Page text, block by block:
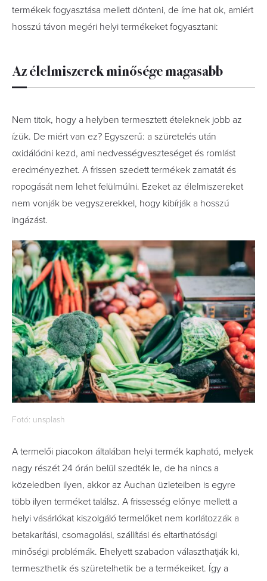
termékek fogyasztása mellett dönteni, de íme hat ok, amiért
hosszú távon megéri helyi termékeket fogyasztani:
Az élelmiszerek minősége magasabb
Nem titok, hogy a helyben termesztett ételeknek jobb az
ízük. De miért van ez? Egyszerű: a szüretelés után
oxidálódni kezd, ami nedvességveszteséget és romlást
eredményezhet. A frissen szedett termékek zamatát és
ropogását nem lehet felülmúlni. Ezeket az élelmiszereket
nem vonják be vegyszerekkel, hogy kibírják a hosszú
ingázást.
Fotó: unsplash
A termelői piacokon általában helyi termék kapható, melyek
nagy részét 24 órán belül szedték le, de ha nincs a
közeledben ilyen, akkor az Auchan üzleteiben is egyre
több ilyen terméket találsz. A frissesség előnye mellett a
helyi vásárlókat kiszolgáló termelőket nem korlátozzák a
betakarítási, csomagolási, szállítási és eltarthatósági
minőségi problémák. Ehelyett szabadon választhatják ki,
termeszthetik és szüretelhetik be a termékeiket. Így a